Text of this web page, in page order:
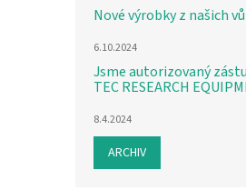
Nové výrobky z našich
6.10.2024
Jsme autorizovaný
TEC RESEARCH
8.4.2024
ARCHIV